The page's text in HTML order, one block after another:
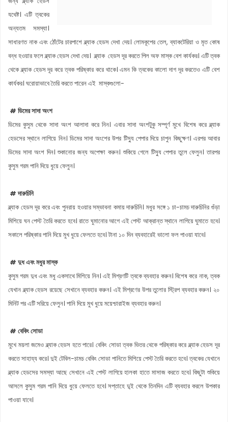
যথেষ্ট। এটি ত্বকের
অন্যতম সমস্যা।
সাধারণত নাক এবং ঠোঁটের চারপাশে ব্ল্যাক হেডস দেখা দেয়। লোমকূপের তেল, ব্যাকটেরিয়া ও মৃত কোষ
বন্ধ হওয়ার ফলে ব্ল্যাক হেডস দেখা দেয়। ব্ল্যাক হেডস দূর করতে পিল অফ মাস্ক বেশ কার্যকর। এটি ত্বক
থেকে ব্ল্যাক হেডস দূর করে ত্বক পরিষ্কার করে থাকে। এমন কি ত্বকের কালো দাগ দূর করতেও এটি বেশ
কার্যকর। ঘরোয়াভাবে তৈরি করতে পারেন এই মাস্কগুলো-
# ডিমের সাদা অংশ
ডিমের কুসুম থেকে সাদা অংশ আলাদা করে নিন। এবার সাদা অংশটুকু সম্পূর্ণ মুখে বিশেষ করে ব্ল্যাক
হেডসের স্থানে লাগিয়ে নিন। ডিমের সাদা অংশের উপর টিস্যু পেপার দিয়ে চাপুন কিছুক্ষণ। এরপর আবার
ডিমের সাদা অংশ দিন। শুকানোর জন্য অপেক্ষা করুন। শুকিয়ে গেলে টিস্যু পেপার তুলে ফেলুন। তারপর
কুসুম গরম পানি দিয়ে ধুয়ে ফেলুন।
# দারুচিনি
ব্ল্যাক হেডস দূর করে এবং পুনরায় হওয়ার সম্ভাবনা কমায় দারুচিনি। মধুর সঙ্গে ১ চা-চামচ দারুচিনির গুঁড়া
মিশিয়ে ঘন পেস্ট তৈরি করতে হবে। রাতে ঘুমানোর আগে এই পেস্ট আক্রান্ত স্থানে লাগিয়ে ঘুমাতে হবে।
সকালে পরিষ্কার পানি দিয়ে মুখ ধুয়ে ফেলতে হবে। টানা ১০ দিন ব্যবহারেই ভালো ফল পাওয়া যাবে।
# দুধ এবং মধুর মাস্ক
কুসুম গরম দুধ এবং মধু একসাথে মিশিয়ে নিন। এই মিশ্রণটি ত্বকে ব্যবহার করুন। বিশেষ করে নাক, ত্বক
যেখান ব্ল্যাক হেডস রয়েছে সেখানে ব্যবহার করুন। এই মিশ্রণের উপর তুলোর স্ট্রিপ ব্যবহার করুন। ২০
মিনিট পর এটি সরিয়ে ফেলুন। পানি দিয়ে মুখ ধুয়ে ময়েশ্চারাইজ ব্যবহার করুন।
# বেকিং সোডা
মুখে ময়লা জমেও ব্ল্যাক হেডস হতে পারে। বেকিং সোডা ত্বক ভিতর থেকে পরিষ্কার করে ব্ল্যাক হেডস দূর
করতে সাহায্য করে। দুই টেবিল-চামচ বেকিং সোডা পানিতে মিশিয়ে পেস্ট তৈরি করতে হবে। ত্বকের যেখানে
ব্ল্যাক হেডসের সমস্যা আছে সেখানে এই পেস্ট লাগিয়ে হালকা হাতে মাসাজ করতে হবে। কিছুটা শুকিয়ে
আসলে কুসুম গরম পানি দিয়ে ধুয়ে ফেলতে হবে। সপ্তাহে দু্ই থেকে তিনদিন এটি ব্যবহার করলে উপকার
পাওয়া যাবে।